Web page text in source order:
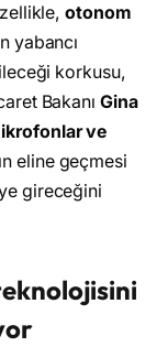
otonom
yabancı
korkusu,
BakanıGina
ve
eline geçmesi
gireceğini